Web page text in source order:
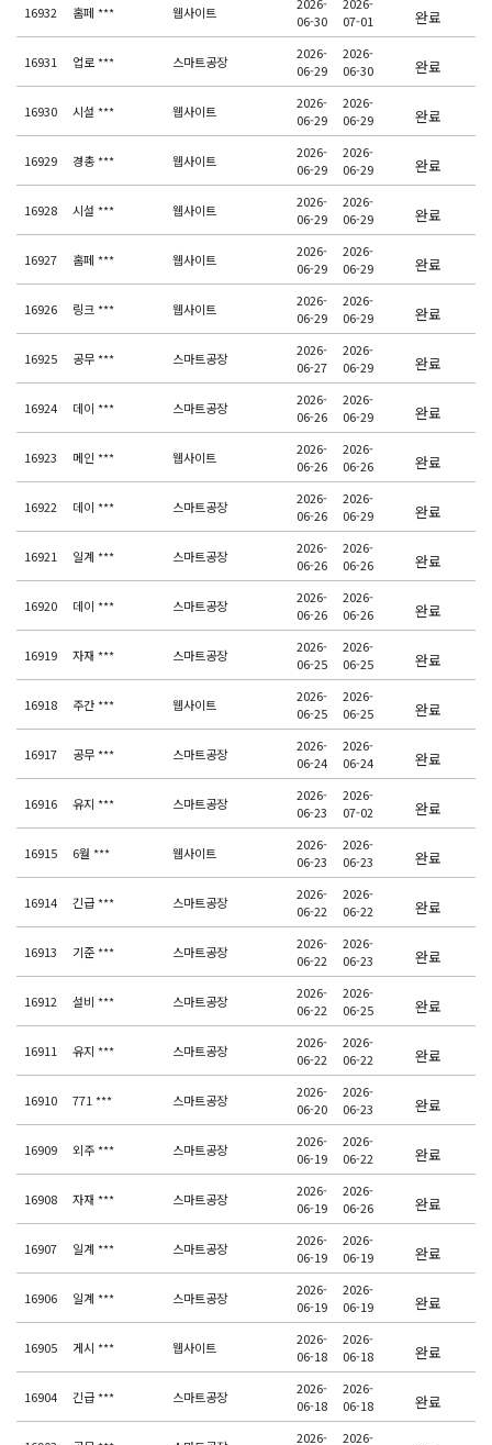
16932 홈페 *** 웹사이트
06-30
07-01
완료
16931 업로 *** 스마트공장
2026-
06-29
2026-
06-30
완료
16930 시설 *** 웹사이트
2026-
06-29
2026-
06-29
완료
16929 경총 *** 웹사이트
2026-
06-29
2026-
06-29
완료
16928 시설 *** 웹사이트
2026-
06-29
2026-
06-29
완료
16927 홈페 *** 웹사이트
2026-
06-29
2026-
06-29
완료
16926 링크 *** 웹사이트
2026-
06-29
2026-
06-29
완료
16925 공무 *** 스마트공장
2026-
06-27
2026-
06-29
완료
16924 데이 *** 스마트공장
2026-
06-26
2026-
06-29
완료
16923 메인 *** 웹사이트
2026-
06-26
2026-
06-26
완료
16922 데이 *** 스마트공장
2026-
06-26
2026-
06-29
완료
16921 일계 *** 스마트공장
2026-
06-26
2026-
06-26
완료
16920 데이 *** 스마트공장
2026-
06-26
2026-
06-26
완료
16919 자재 *** 스마트공장
2026-
06-25
2026-
06-25
완료
16918 주간 *** 웹사이트
2026-
06-25
2026-
06-25
완료
16917 공무 *** 스마트공장
2026-
06-24
2026-
06-24
완료
16916 유지 *** 스마트공장
2026-
06-23
2026-
07-02
완료
16915 6월 *** 웹사이트
2026-
06-23
2026-
06-23
완료
16914 긴급 *** 스마트공장
2026-
06-22
2026-
06-22
완료
16913 기준 *** 스마트공장
2026-
06-22
2026-
06-23
완료
16912 설비 *** 스마트공장
2026-
06-22
2026-
06-25
완료
16911 유지 *** 스마트공장
2026-
06-22
2026-
06-22
완료
16910 771 *** 스마트공장
2026-
06-20
2026-
06-23
완료
16909 외주 *** 스마트공장
2026-
06-19
2026-
06-22
완료
16908 자재 *** 스마트공장
2026-
06-19
2026-
06-26
완료
16907 일계 *** 스마트공장
2026-
06-19
2026-
06-19
완료
16906 일계 *** 스마트공장
2026-
06-19
2026-
06-19
완료
16905 게시 *** 웹사이트
2026-
06-18
2026-
06-18
완료
16904 긴급 *** 스마트공장
2026-
06-18
2026-
06-18
완료
2026-
2026-